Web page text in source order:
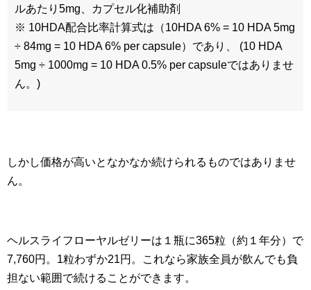
ルあたり5mg、カプセル化補助剤
※ 10HDA配合比率計算式は（10HDA 6% = 10 HDA 5mg
÷ 84mg = 10 HDA 6% per capsule）であり、 (10 HDA
5mg ÷ 1000mg = 10 HDA 0.5% per capsuleではありませ
ん。)
しかし価格が高いとなかなか続けられるものではありませ
ん。
ヘルスライフローヤルゼリーは１瓶に365粒（約１年分）で
7,760円。1粒わずか21円。これなら家族全員が飲んでも負
担ない範囲で続けることができます。